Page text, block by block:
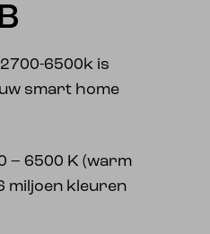
6500k is
smart home
– 6500 K (warm
miljoen kleuren